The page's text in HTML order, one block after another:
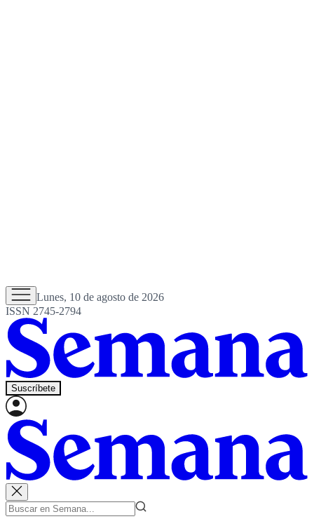
Lunes, 10 de agosto de 2026
ISSN 2745-2794
Suscríbete